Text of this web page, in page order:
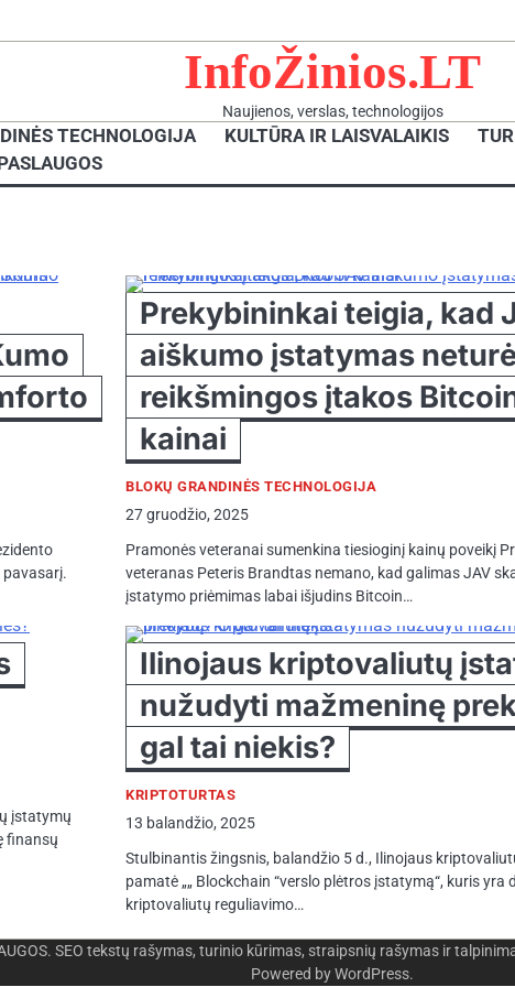
InfoŽinios.LT
Naujienos, verslas, technologijos
TECHNOLOGIJA KULTŪRA IR LAISVALAIKIS
pavasarį.
Prekybininkai teigia, kad
aiškumo įstatymas
reikšmingos įtakos
kainai
BLOKŲ GRANDINĖS TECHNOLOGIJA
27 gruodžio, 2025
Pramonės veteranai sumenkina tiesioginį kainų poveikį
veteranas Peteris Brandtas nemano, kad galimas JAV
įstatymo priėmimas labai išjudins Bitcoin…
įstatymų
finansų
Ilinojaus kriptovaliutų
nužudyti mažmeninę
gal tai niekis?
KRIPTOTURTAS
13 balandžio, 2025
Stulbinantis žingsnis, balandžio 5 d., Ilinojaus
pamatė „„ Blockchain “verslo plėtros įstatymą“, kuris yra
kriptovaliutų reguliavimo…
SEO tekstų rašymas, turinio kūrimas, straipsnių rašymas ir
Powered byWordPress.